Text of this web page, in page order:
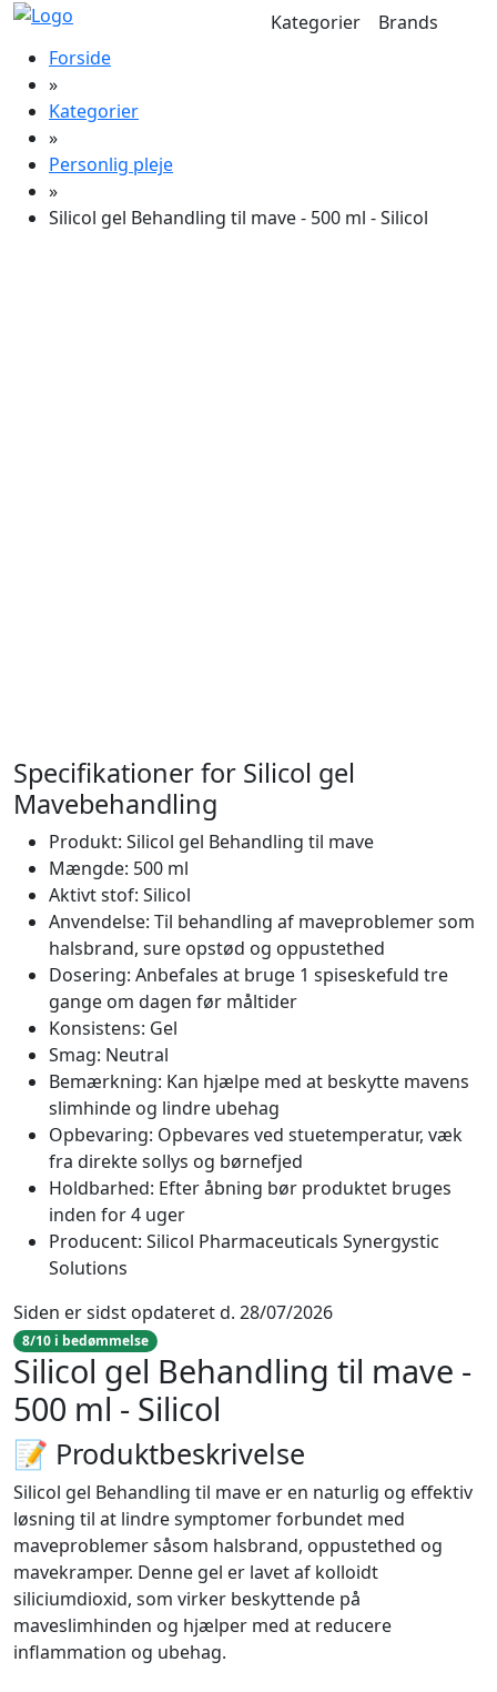
Kategorier
Brands
Forside
»
Kategorier
»
Personlig pleje
»
Silicol gel Behandling til mave - 500 ml - Silicol
Specifikationer for Silicol gel
Mavebehandling
Produkt: Silicol gel Behandling til mave
Mængde: 500 ml
Aktivt stof: Silicol
Anvendelse: Til behandling af maveproblemer som
halsbrand, sure opstød og oppustethed
Dosering: Anbefales at bruge 1 spiseskefuld tre
gange om dagen før måltider
Konsistens: Gel
Smag: Neutral
Bemærkning: Kan hjælpe med at beskytte mavens
slimhinde og lindre ubehag
Opbevaring: Opbevares ved stuetemperatur, væk
fra direkte sollys og børnefjed
Holdbarhed: Efter åbning bør produktet bruges
inden for 4 uger
Producent: Silicol Pharmaceuticals Synergystic
Solutions
Siden er sidst opdateret d. 28/07/2026
8/10 i bedømmelse
Silicol gel Behandling til mave -
500 ml - Silicol
📝 Produktbeskrivelse
Silicol gel Behandling til mave er en naturlig og effektiv
løsning til at lindre symptomer forbundet med
maveproblemer såsom halsbrand, oppustethed og
mavekramper. Denne gel er lavet af kolloidt
siliciumdioxid, som virker beskyttende på
maveslimhinden og hjælper med at reducere
inflammation og ubehag.